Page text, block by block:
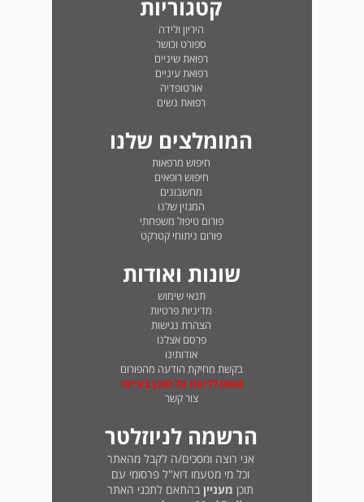
קטגוריות
היריון ולידה
ספורט וכושר
רפואת שיניים
רפואת עיניים
אורטופדיה
רפואת נשים
המומלצים שלנו
חיפוש מרפאות
חיפוש רופאים
מחשבונים
המגזין שלנו
פורום טיפול משפחתי
פורום ניתוחי קטרקט
שונות ואודות
תנאי שימוש
מדיניות פרטיות
הצהרת נגישות
פרסם אצלנו
אודותינו
בקשת מחיקת הודעה מהפורום
טופס לדיווח על תוכן בעייתי
צור קשר
הרשמה לניוזלטר
אני רוצה ומסכים/ה לקבל מהאתר
וכל מי מטעמו דוא"ל פרסומי עם
תוכן מעניין בהתאם לתכני האתר